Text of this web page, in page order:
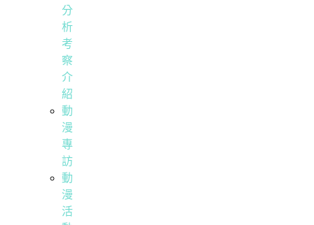
分
析
考
察
介
紹
動
漫
專
訪
動
漫
活